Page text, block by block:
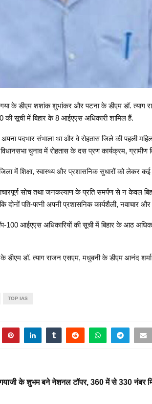
के डीएम शशांक शुभांकर और पटना के डीएम डॉ. त्याग
की सूची में बिहार के 8 आईएएस अधिकारी शामिल हैं.
पदभार संभाला था और वे रोहतास जिले की पहली
चुनाव में रोहतास के दस प्रण कार्यक्रम,
में शिक्षा, स्वास्थ्य और प्रशासनिक सुधारों को लेकर कई
सोच तथा जनकल्याण के प्रति समर्पण से न केवल
दोनों पति-पत्नी अपनी प्रशासनिक कार्यशैली,
आईएएस अधिकारियों की सूची में बिहार के आठ
के डीएम डॉ. त्याग राजन एसएम, मधुबनी के डीएम आनंद
TOP IAS
के शुभम बने नेशनल टॉपर, 360 में से 330 नंबर